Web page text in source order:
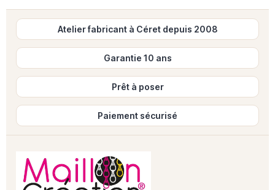
Atelier fabricant à Céret depuis 2008
Garantie 10 ans
Prêt à poser
Paiement sécurisé